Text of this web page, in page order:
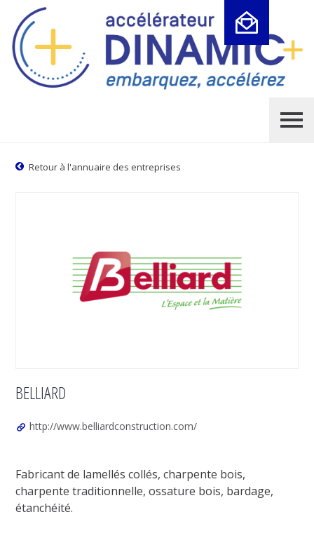
Retour à l'annuaire des entreprises
BELLIARD
http://www.belliardconstruction.com/
Fabricant de lamellés collés, charpente bois,
charpente traditionnelle, ossature bois, bardage,
étanchéité.
Cookies management panel